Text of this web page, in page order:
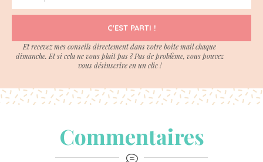
C'EST PARTI !
Et recevez mes conseils directement dans votre boite mail chaque
dimanche. Et si cela ne vous plait pas ? Pas de problème, vous pouvez
vous désinscrire en un clic !
Commentaires